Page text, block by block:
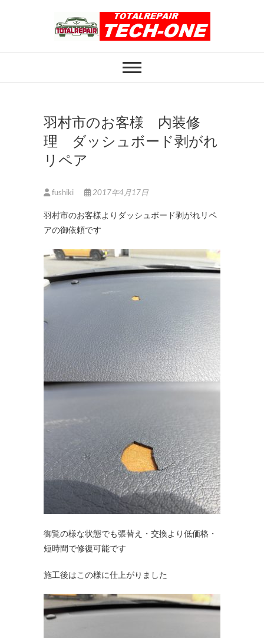
ホイール修理のト
ータルリペアテッ
クワン
羽村市のお客様 内装修
理 ダッシュボード剥がれ
リペア
fushiki 2017年4月17日
羽村市のお客様よりダッシュボード剥がれリペ
アの御依頼です
御覧の様な状態でも張替え・交換より低価格・
短時間で修復可能です
施工後はこの様に仕上がりました